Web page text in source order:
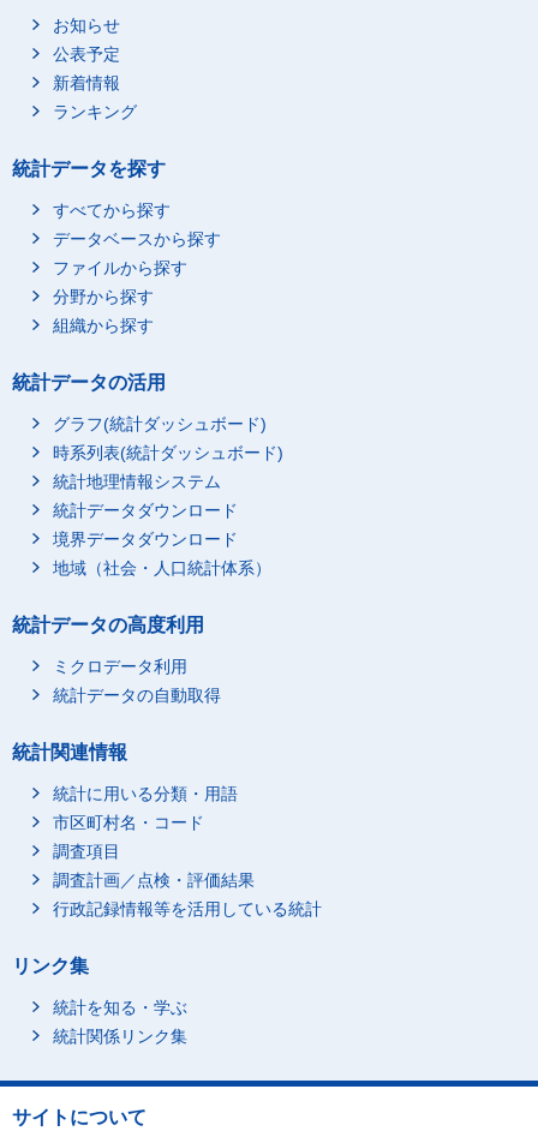
お知らせ
公表予定
新着情報
ランキング
統計データを探す
すべてから探す
データベースから探す
ファイルから探す
分野から探す
組織から探す
統計データの活用
グラフ(統計ダッシュボード)
時系列表(統計ダッシュボード)
統計地理情報システム
統計データダウンロード
境界データダウンロード
地域（社会・人口統計体系）
統計データの高度利用
ミクロデータ利用
統計データの自動取得
統計関連情報
統計に用いる分類・用語
市区町村名・コード
調査項目
調査計画／点検・評価結果
行政記録情報等を活用している統計
リンク集
統計を知る・学ぶ
統計関係リンク集
サイトについて